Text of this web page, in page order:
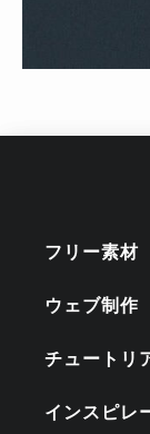
フリー素材
ウェブ制作
チュートリ
インスピレ